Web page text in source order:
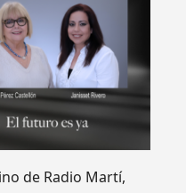
de Radio Martí,